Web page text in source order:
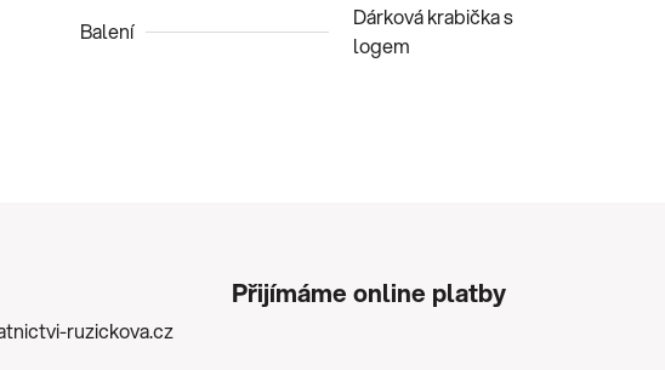
Balení
Dárková krabička s
logem
ruzickova.cz
Přijímáme online platby